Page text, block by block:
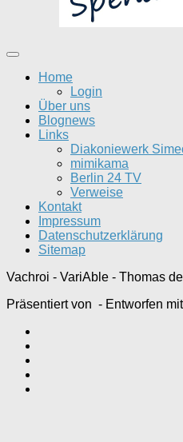
Home
Login
Über uns
Blognews
Links
Diakoniewerk
mimikama
Berlin 24 TV
Verweise
Kontakt
Impressum
Datenschutzerklärung
Sitemap
Vachroi - VariAble - Thomas
Präsentiert von - Entworfen